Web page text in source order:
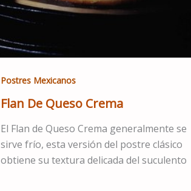
Postres Mexicanos
Flan De Queso Crema
El Flan de Queso Crema generalmente se
sirve frío, esta versión del postre clásico
obtiene su textura delicada del suculento